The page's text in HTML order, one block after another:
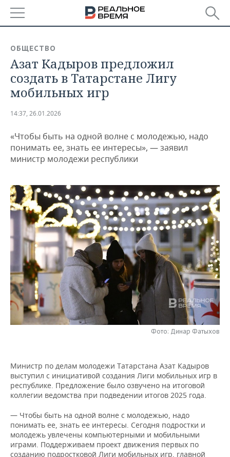
БАШКОРТОСТАН
ТАТАРСТАН
НОВОСТИ
АНАЛИТИКА
ДЕКЛАРАЦИИ О ДОХОДАХ
КОРОЛИ ГОСЗАКАЗА ПФО
КОМУ ПРИНАДЛЕЖАТ
ТОРГОВЫЕ ЦЕНТРЫ
ТАТАРСТАНА
НОВОСТИ ЭКОНОМИКИ
ФИНАНСЫ
БЮДЖЕТ
ИНВЕСТИЦИИ
ПРОМЫШЛЕННОСТЬ
НОВОСТИ
ПРОМЫШЛЕННОСТИ
АГРОПРОМ
МАШИНОСТРОЕНИЕ
НЕФТЕХИМИЯ
НЕФТЬ
ОПК
ЭНЕРГЕТИКА
НЕДВИЖИМОСТЬ
НОВОСТИ АВТО
БИЗНЕС
НОВОСТИ БИЗНЕСА
РОЗНИЧНАЯ ТОРГОВЛЯ
ТРАНСПОРТ
УСЛУГИ
ТЕХНОЛОГИИ
НОВОСТИ ТЕХНОЛОГИЙ
IT
МЕДИА
ТЕЛЕКОММУНИКАЦИИ
МЕРОПРИЯТИЯ
НОВОСТИ МЕРОПРИЯТИЙ
ВЫЕЗДНАЯ РЕДАКЦИЯ
БИЗНЕС-БРАНЧИ
ОТКРЫТАЯ ЛЕКЦИЯ
СПОРТ
НОВОСТИ СПОРТА
ФУТБОЛ
БАСКЕТБОЛ
ВОЛЕЙБОЛ
КИБЕРСПОРТ
ФИГУРНОЕ КАТАНИЕ
ОБЩЕСТВО
НОВОСТИ ОБЩЕСТВА
ИНФРАСТРУКТУРА
ИСТОРИЯ
КУЛЬТУРА
МЕДИЦИНА
ФОТОГАЛЕРЕЯ
СПРАВОЧНИК
СПИСОК ПЕРСОН
СПИСОК КОМПАНИЙ
ПОЛНАЯ ВЕРСИЯ
ОБЩЕСТВО
Азат Кадыров предложил
создать в Татарстане Лигу
мобильных игр
14:37, 26.01.2026
«Чтобы быть на одной волне с молодежью, надо
понимать ее, знать ее интересы», — заявил
министр молодежи республики
Фото: Динар Фатыхов
Министр по делам молодежи Татарстана Азат Кадыров
выступил с инициативой создания Лиги мобильных игр в
республике. Предложение было озвучено на итоговой
коллегии ведомства при подведении итогов 2025 года.
— Чтобы быть на одной волне с молодежью, надо
понимать ее, знать ее интересы. Сегодня подростки и
молодежь увлечены компьютерными и мобильными
играми. Поддерживаем проект движения первых по
созданию подростковой Лиги мобильных игр, главной